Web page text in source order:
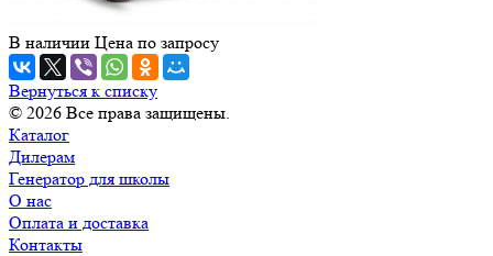
В наличии Цена по запросу
Вернуться к списку
© 2026 Все права защищены.
Каталог
Дилерам
Генератор для школы
О нас
Оплата и доставка
Контакты